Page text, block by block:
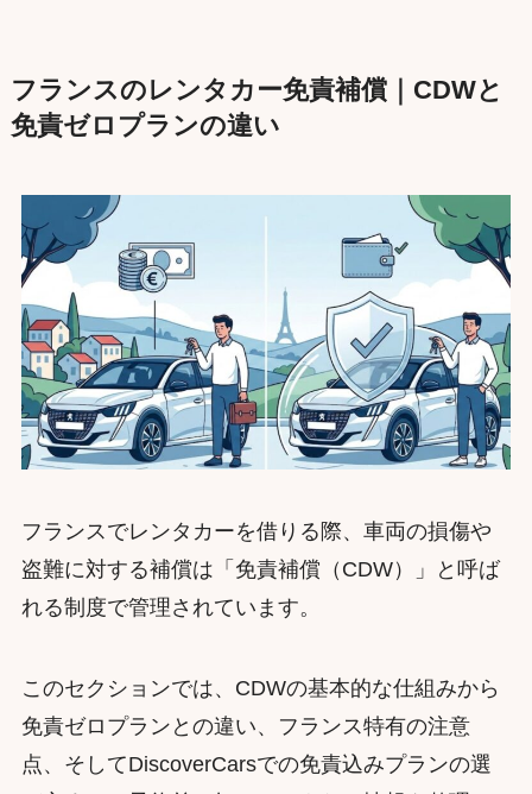
フランスのレンタカー免責補償｜CDWと
免責ゼロプランの違い
フランスでレンタカーを借りる際、車両の損傷や
盗難に対する補償は「免責補償（CDW）」と呼ば
れる制度で管理されています。
このセクションでは、CDWの基本的な仕組みから
免責ゼロプランとの違い、フランス特有の注意
点、そしてDiscoverCarsでの免責込みプランの選